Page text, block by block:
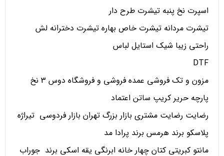
اسپرت نخ پنبه تیشرت طرح دار
تیشرت مردانه تیشرت خاص بهاره تیشرت دخترانه لش
راحتی زیبا شیک استایل لباس
DTF
مزون و تک فروشی عمده فروشی و فروشگاه دوس 3 نخ
پارچه حریر کریپ ساتن اعتماد
رضایت رضایت مشتری بازار بزرگ تهران بازار فردوسی تیراژه
پلاسکو برند هرمس برند پرادا مد
مانتو کبریتی کتان چهار خانه ابرنگی یقه اسکی برند جوراب